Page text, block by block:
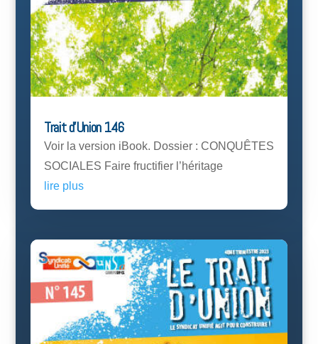
Trait d’Union 146
Voir la version iBook. Dossier : CONQUÊTES
SOCIALES Faire fructifier l’héritage
lire plus